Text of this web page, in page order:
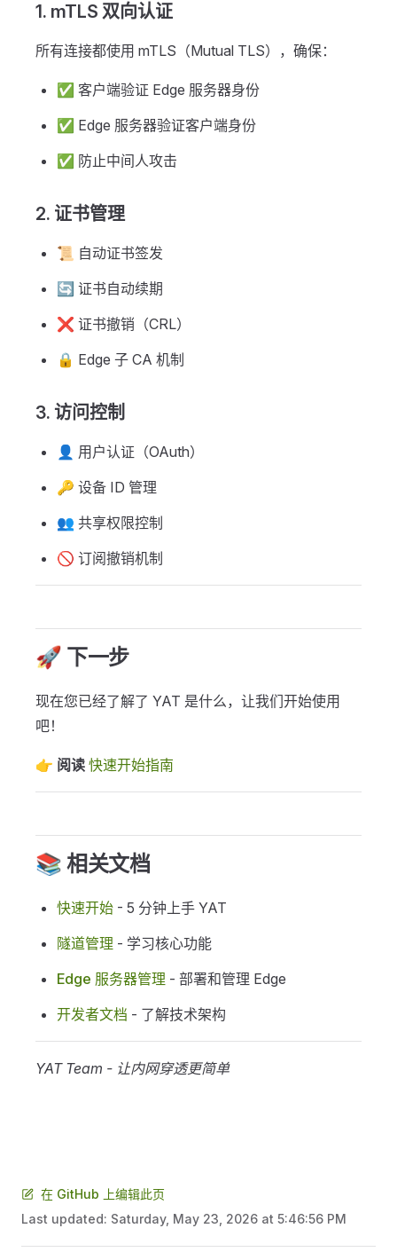
1. mTLS 双向认证
所有连接都使用 mTLS（Mutual TLS），确保：
✅ 客户端验证 Edge 服务器身份
✅ Edge 服务器验证客户端身份
✅ 防止中间人攻击
2. 证书管理
📜 自动证书签发
🔄 证书自动续期
❌ 证书撤销（CRL）
🔒 Edge 子 CA 机制
3. 访问控制
👤 用户认证（OAuth）
🔑 设备 ID 管理
👥 共享权限控制
🚫 订阅撤销机制
🚀 下一步
现在您已经了解了 YAT 是什么，让我们开始使用
吧！
👉 阅读 快速开始指南
📚 相关文档
快速开始 - 5 分钟上手 YAT
隧道管理 - 学习核心功能
Edge 服务器管理 - 部署和管理 Edge
开发者文档 - 了解技术架构
YAT Team - 让内网穿透更简单
在 GitHub 上编辑此页
Last updated: Saturday, May 23, 2026 at 5:46:56 PM